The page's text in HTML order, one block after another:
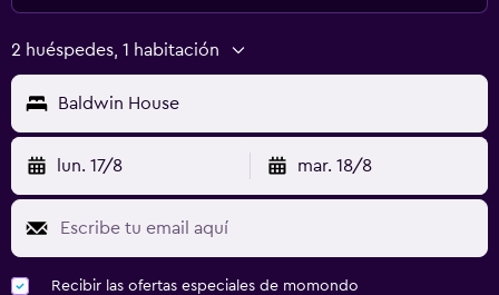
2 huéspedes, 1 habitación
Baldwin House
lun. 17/8 mar. 18/8
Recibir las ofertas especiales de momondo